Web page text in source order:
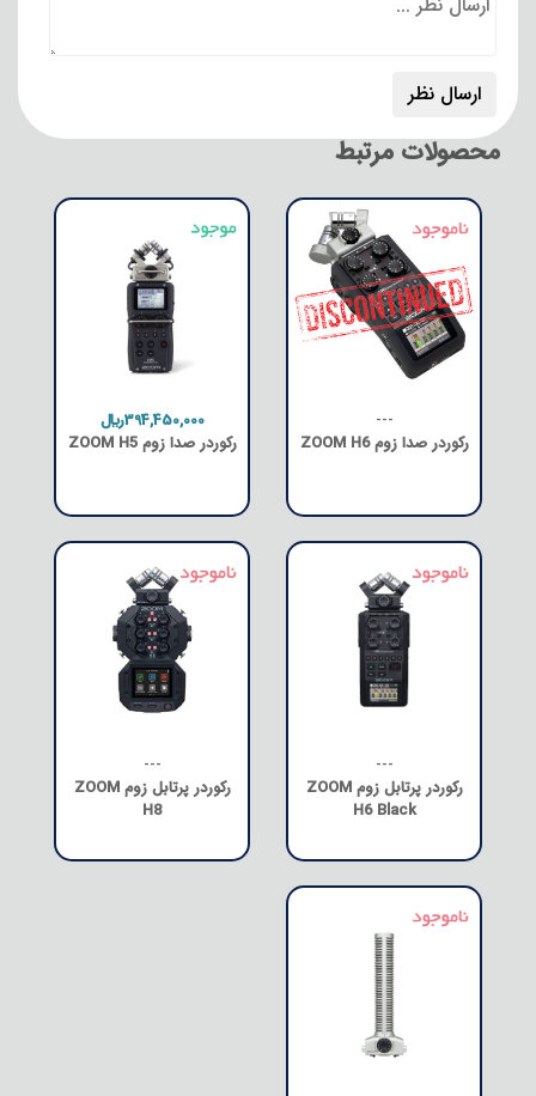
محصولات مرتبط
---
رکوردر صدا زوم ZOOM H6
394,450,000﷼
رکوردر صدا زوم ZOOM H5
---
رکوردر پرتابل زوم ZOOM
H6 Black
---
رکوردر پرتابل زوم ZOOM
H8